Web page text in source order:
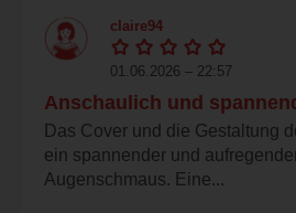
claire94
01.06.2026 – 22:57
Anschaulich und
Das Cover und die Gestaltung
ein spannender und
Augenschmaus. Eine...